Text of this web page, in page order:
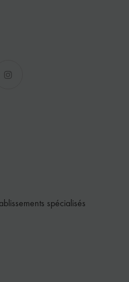
spécialisés